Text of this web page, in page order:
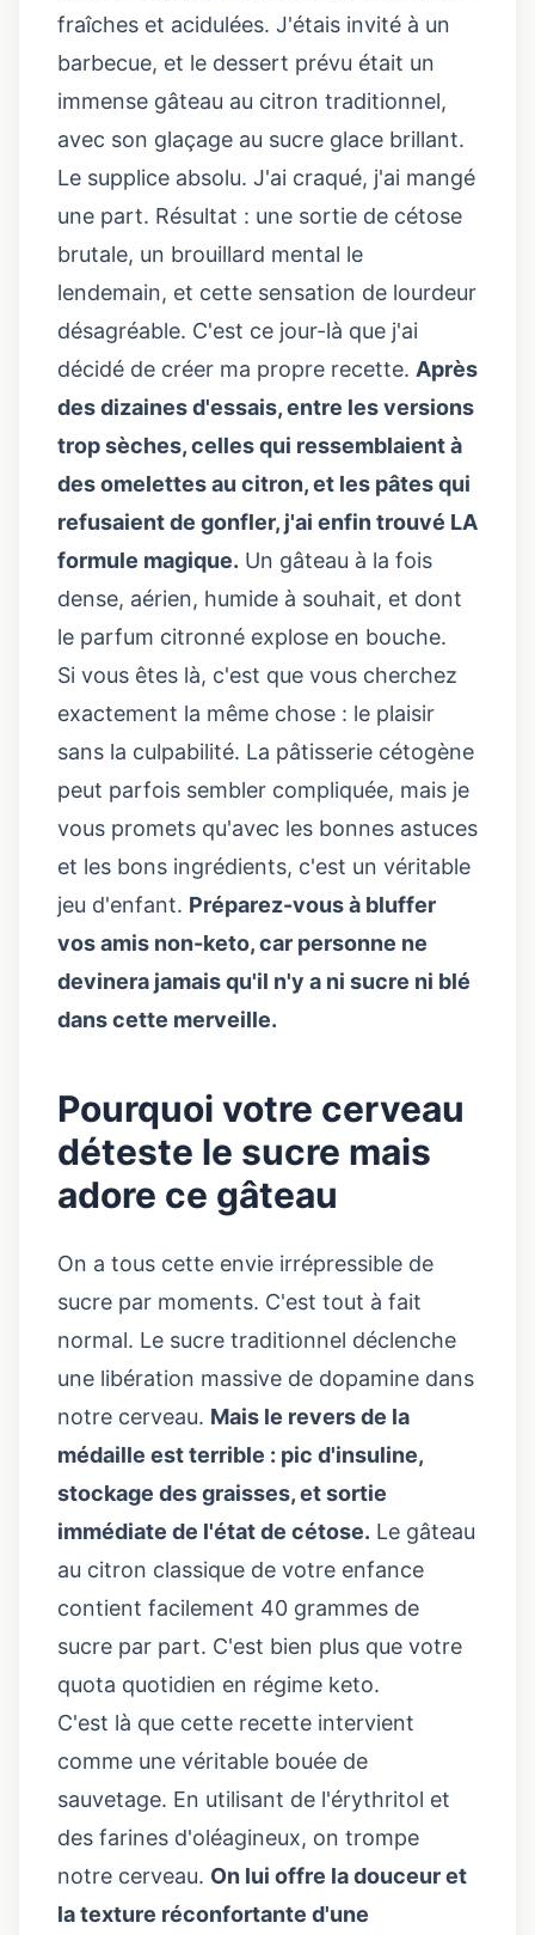
fraîches et acidulées. J'étais invité à un
barbecue, et le dessert prévu était un
immense gâteau au citron traditionnel,
avec son glaçage au sucre glace brillant.
Le supplice absolu. J'ai craqué, j'ai mangé
une part. Résultat : une sortie de cétose
brutale, un brouillard mental le
lendemain, et cette sensation de lourdeur
désagréable. C'est ce jour-là que j'ai
décidé de créer ma propre recette. Après
des dizaines d'essais, entre les versions
trop sèches, celles qui ressemblaient à
des omelettes au citron, et les pâtes qui
refusaient de gonfler, j'ai enfin trouvé LA
formule magique. Un gâteau à la fois
dense, aérien, humide à souhait, et dont
le parfum citronné explose en bouche.
Si vous êtes là, c'est que vous cherchez
exactement la même chose : le plaisir
sans la culpabilité. La pâtisserie cétogène
peut parfois sembler compliquée, mais je
vous promets qu'avec les bonnes astuces
et les bons ingrédients, c'est un véritable
jeu d'enfant. Préparez-vous à bluffer
vos amis non-keto, car personne ne
devinera jamais qu'il n'y a ni sucre ni blé
dans cette merveille.
Pourquoi votre cerveau
déteste le sucre mais
adore ce gâteau
On a tous cette envie irrépressible de
sucre par moments. C'est tout à fait
normal. Le sucre traditionnel déclenche
une libération massive de dopamine dans
notre cerveau. Mais le revers de la
médaille est terrible : pic d'insuline,
stockage des graisses, et sortie
immédiate de l'état de cétose. Le gâteau
au citron classique de votre enfance
contient facilement 40 grammes de
sucre par part. C'est bien plus que votre
quota quotidien en régime keto.
C'est là que cette recette intervient
comme une véritable bouée de
sauvetage. En utilisant de l'érythritol et
des farines d'oléagineux, on trompe
notre cerveau. On lui offre la douceur et
la texture réconfortante d'une